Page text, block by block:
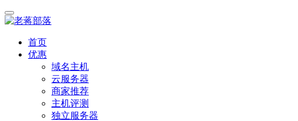
首页
优惠
域名主机
云服务器
商家推荐
主机评测
独立服务器